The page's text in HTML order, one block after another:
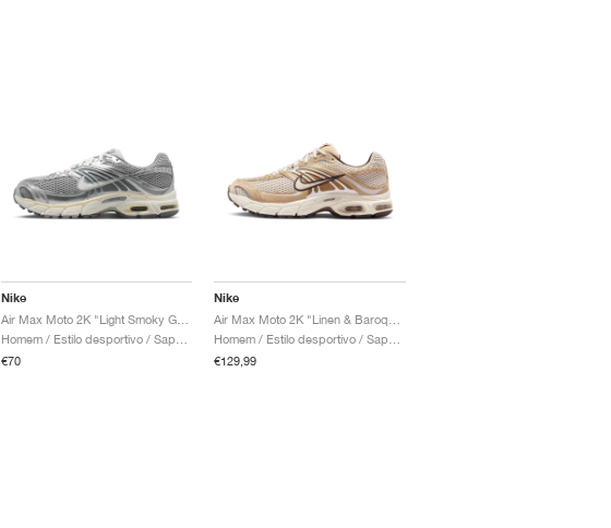
Nike
Air Max Moto 2K "Light Smoky Grey & Sail"
€70
Nike
€129,99